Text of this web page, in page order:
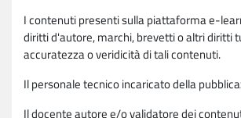
I contenuti presenti sulla piattaforma e-
diritti d'autore, marchi, brevetti o altri diritti
accuratezza o veridicità di tali contenuti.
Il personale tecnico incaricato della
Il docente autore e/o validatore dei